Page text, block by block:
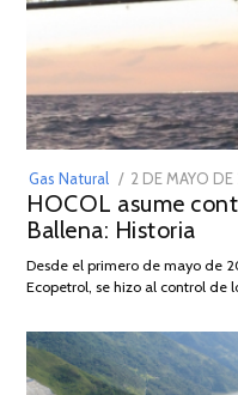
Gas Natural
POSTED
ON
2 DE MAYO
HOCOL asume
Ballena: Historia
Desde el primero de mayo de
Ecopetrol, se hizo al control de